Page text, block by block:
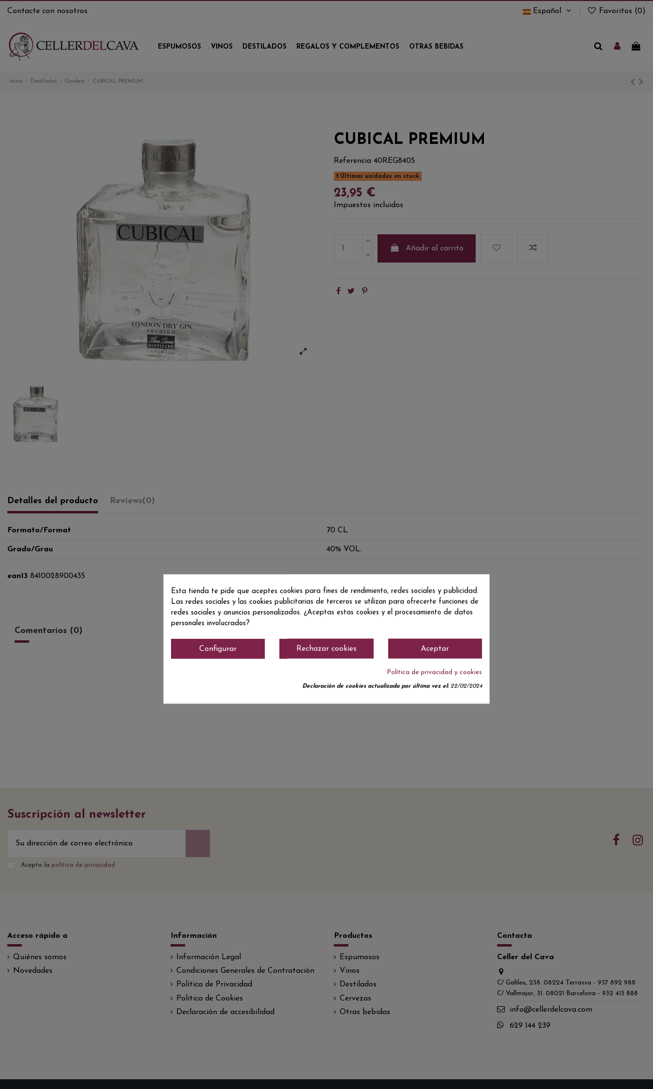
Contacte con nosotros Español Favoritos (0)
ESPUMOSOS VINOS DESTILADOS REGALOS Y COMPLEMENTOS OTRAS BEBIDAS
Inicio Destilados Ginebra CUBICAL PREMIUM
CUBICAL PREMIUM
Referencia 40REG8405
Últimas unidades en stock
23,95 €
Impuestos incluidos
Añadir al carrito
Detalles del producto Reviews(0)
Formato/Format 70 CL
Grado/Grau 40% VOL.
ean13 8410028900435
Comentarios (0)
Suscripción al newsletter
Acepto la política de privacidad
Acceso rápido a
Quiénes somos
Novedades
Información
Información Legal
Condiciones Generales de Contratación
Política de Privacidad
Politica de Cookies
Declaración de accesibilidad
Productos
Espumosos
Vinos
Destilados
Cervezas
Otras bebidas
Contacta
Celler del Cava
C/ Galileu, 238. 08224 Terrassa - 937 892 988
C/ Vallmajor, 31. 08021 Barcelona - 932 413 888
info@cellerdelcava.com
629 144 239
Esta tienda te pide que aceptes cookies para fines de rendimiento, redes sociales y publicidad.
Las redes sociales y las cookies publicitarias de terceros se utilizan para ofrecerte funciones de
redes sociales y anuncios personalizados. ¿Aceptas estas cookies y el procesamiento de datos
personales involucrados?
Aceptar
Rechazar cookies
Configurar
Política de privacidad y cookies
Declaración de cookies actualizada por última vez el:22/02/2024